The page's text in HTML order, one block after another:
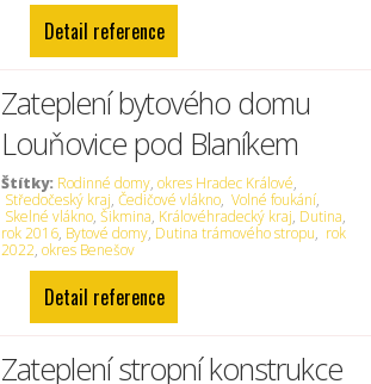
Detail reference
Zateplení bytového domu
Louňovice pod Blaníkem
Štítky: Rodinné domy,okres Hradec Králové,
Středočeský kraj,Čedičové vlákno, Volné foukání,
Skelné vlákno,Šikmina, Královéhradecký kraj, Dutina,
rok 2016, Bytové domy, Dutina trámového stropu, rok
2022,okres Benešov
Detail reference
Zateplení stropní konstrukce